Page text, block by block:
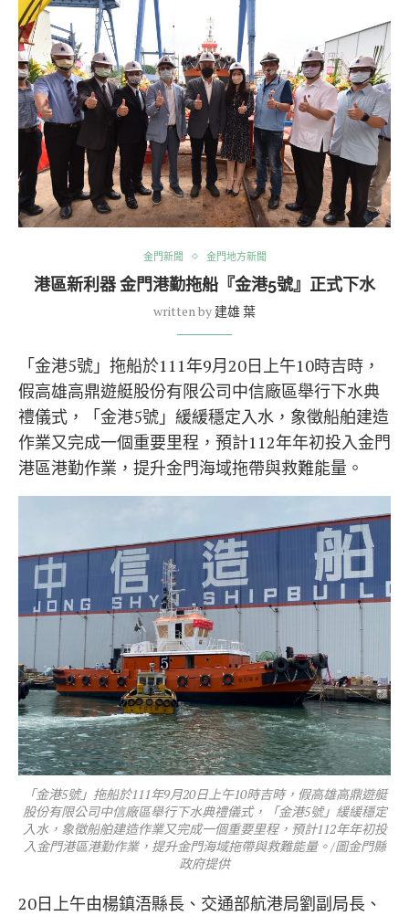
金門新聞 金門地方新聞
港區新利器 金門港勤拖船『金港5號』正式下水
written by 建雄 葉
「金港5號」拖船於111年9月20日上午10時吉時，
假高雄高鼎遊艇股份有限公司中信廠區舉行下水典
禮儀式，「金港5號」緩緩穩定入水，象徵船舶建造
作業又完成一個重要里程，預計112年年初投入金門
港區港勤作業，提升金門海域拖帶與救難能量。
「金港5號」拖船於111年9月20日上午10時吉時，假高雄高鼎遊艇
股份有限公司中信廠區舉行下水典禮儀式，「金港5號」緩緩穩定
入水，象徵船舶建造作業又完成一個重要里程，預計112年年初投
入金門港區港勤作業，提升金門海域拖帶與救難能量。/圖金門縣
政府提供
20日上午由楊鎮浯縣長、交通部航港局劉副局長、